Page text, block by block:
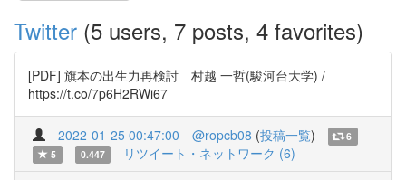
Twitter (5 users, 7 posts, 4 favorites)
[PDF] 旗本の出生力再検討 村越 一哲(駿河台大学) /
https://t.co/7p6H2RWi67
2022-01-25 00:47:00 @ropcb08 (投稿一覧)
6
5
0.447 リツイート・ネットワーク (6)